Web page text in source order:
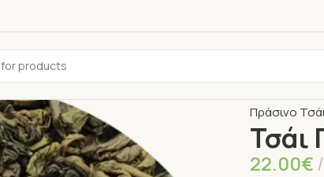
Πράσινο
Τσάι
22.00€